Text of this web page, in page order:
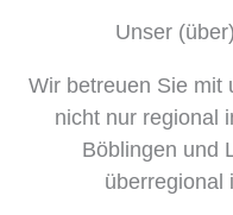
Unser
Wir betreuen Sie mit
nicht nur regional
Böblingen und
überregional